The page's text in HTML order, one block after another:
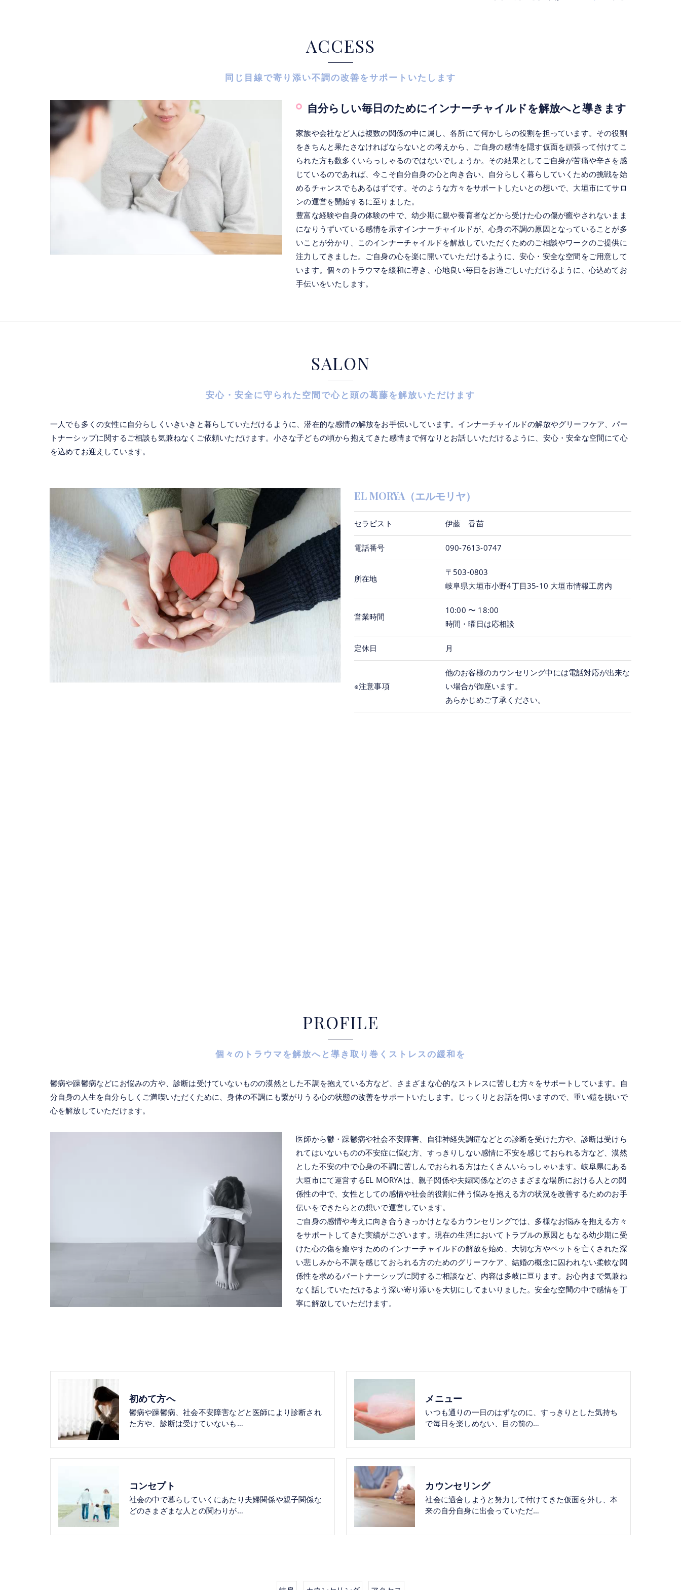
同じ目線で寄り添い不調の改善をサポートいたします
ACCESS
自分らしい毎日のためにインナーチャイルドを解放へと導きます
家族や会社など人は複数の関係の中に属し、各所にて何かしらの役割を担っています。その役割
をきちんと果たさなければならないとの考えから、ご自身の感情を隠す仮面を頑張って付けてこ
られた方も数多くいらっしゃるのではないでしょうか。その結果としてご自身が苦痛や辛さを感
じているのであれば、今こそ自分自身の心と向き合い、自分らしく暮らしていくための挑戦を始
めるチャンスでもあるはずです。そのような方々をサポートしたいとの想いで、大垣市にてサロ
ンの運営を開始するに至りました。
豊富な経験や自身の体験の中で、幼少期に親や養育者などから受けた心の傷が癒やされないまま
になりうずいている感情を示すインナーチャイルドが、心身の不調の原因となっていることが多
いことが分かり、このインナーチャイルドを解放していただくためのご相談やワークのご提供に
注力してきました。ご自身の心を楽に開いていただけるように、安心・安全な空間をご用意して
います。個々のトラウマを緩和に導き、心地良い毎日をお過ごしいただけるように、心込めてお
手伝いをいたします。
安心・安全に守られた空間で心と頭の葛藤を解放いただけます
SALON
一人でも多くの女性に自分らしくいきいきと暮らしていただけるように、潜在的な感情の解放をお手伝いしています。インナーチャイルドの解放やグリーフケア、パー
トナーシップに関するご相談も気兼ねなくご依頼いただけます。小さな子どもの頃から抱えてきた感情まで何なりとお話しいただけるように、安心・安全な空間にて心
を込めてお迎えしています。
EL MORYA（エルモリヤ）
セラピスト 伊藤 香苗
電話番号 090-7613-0747
所在地
〒503-0803
岐阜県大垣市小野4丁目35-10 大垣市情報工房内
営業時間
10:00 〜 18:00
時間・曜日は応相談
定休日 月
※注意事項
他のお客様のカウンセリング中には電話対応が出来な
い場合が御座います。
あらかじめご了承ください。
個々のトラウマを解放へと導き取り巻くストレスの緩和を
PROFILE
鬱病や躁鬱病などにお悩みの方や、診断は受けていないものの漠然とした不調を抱えている方など、さまざまな心的なストレスに苦しむ方々をサポートしています。自
分自身の人生を自分らしくご満喫いただくために、身体の不調にも繋がりうる心の状態の改善をサポートいたします。じっくりとお話を伺いますので、重い鎧を脱いで
心を解放していただけます。
医師から鬱・躁鬱病や社会不安障害、自律神経失調症などとの診断を受けた方や、診断は受けら
れてはいないものの不安症に悩む方、すっきりしない感情に不安を感じておられる方など、漠然
とした不安の中で心身の不調に苦しんでおられる方はたくさんいらっしゃいます。岐阜県にある
大垣市にて運営するEL MORYAは、親子関係や夫婦関係などのさまざまな場所における人との関
係性の中で、女性としての感情や社会的役割に伴う悩みを抱える方の状況を改善するためのお手
伝いをできたらとの想いで運営しています。
ご自身の感情や考えに向き合うきっかけとなるカウンセリングでは、多様なお悩みを抱える方々
をサポートしてきた実績がございます。現在の生活においてトラブルの原因ともなる幼少期に受
けた心の傷を癒やすためのインナーチャイルドの解放を始め、大切な方やペットを亡くされた深
い悲しみから不調を感じておられる方のためのグリーフケア、結婚の概念に囚われない柔軟な関
係性を求めるパートナーシップに関するご相談など、内容は多岐に亘ります。お心内まで気兼ね
なく話していただけるよう深い寄り添いを大切にしてまいりました。安全な空間の中で感情を丁
寧に解放していただけます。
初めて方へ
鬱病や躁鬱病、社会不安障害などと医師により診断され
た方や、診断は受けていないも…
メニュー
いつも通りの一日のはずなのに、すっきりとした気持ち
で毎日を楽しめない、目の前の…
コンセプト
社会の中で暮らしていくにあたり夫婦関係や親子関係な
どのさまざまな人との関わりが…
カウンセリング
社会に適合しようと努力して付けてきた仮面を外し、本
来の自分自身に出会っていただ…